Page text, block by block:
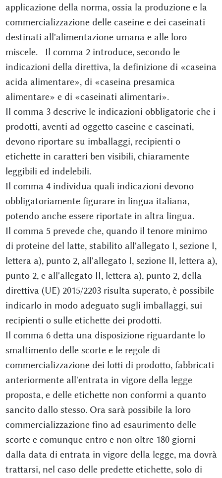
applicazione della norma, ossia la produzione e la
commercializzazione delle caseine e dei caseinati
destinati all'alimentazione umana e alle loro
miscele. Il comma 2 introduce, secondo le
indicazioni della direttiva, la definizione di «caseina
acida alimentare», di «caseina presamica
alimentare» e di «caseinati alimentari».
Il comma 3 descrive le indicazioni obbligatorie che i
prodotti, aventi ad oggetto caseine e caseinati,
devono riportare su imballaggi, recipienti o
etichette in caratteri ben visibili, chiaramente
leggibili ed indelebili.
Il comma 4 individua quali indicazioni devono
obbligatoriamente figurare in lingua italiana,
potendo anche essere riportate in altra lingua.
Il comma 5 prevede che, quando il tenore minimo
di proteine del latte, stabilito all'allegato I, sezione I,
lettera a), punto 2, all'allegato I, sezione II, lettera a),
punto 2, e all'allegato II, lettera a), punto 2, della
direttiva (UE) 2015/2203 risulta superato, è possibile
indicarlo in modo adeguato sugli imballaggi, sui
recipienti o sulle etichette dei prodotti.
Il comma 6 detta una disposizione riguardante lo
smaltimento delle scorte e le regole di
commercializzazione dei lotti di prodotto, fabbricati
anteriormente all'entrata in vigore della legge
proposta, e delle etichette non conformi a quanto
sancito dallo stesso. Ora sarà possibile la loro
commercializzazione fino ad esaurimento delle
scorte e comunque entro e non oltre 180 giorni
dalla data di entrata in vigore della legge, ma dovrà
trattarsi, nel caso delle predette etichette, solo di